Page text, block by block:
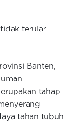
terular
Banten,
tahap
tahan tubuh